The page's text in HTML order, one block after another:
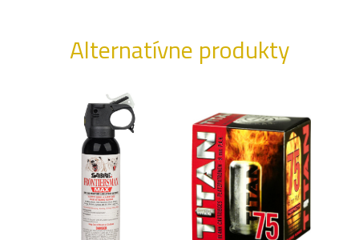
Alternatívne produkty